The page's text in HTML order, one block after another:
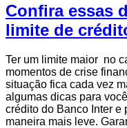
Confira essas
limite de
Ter um limite maior no
momentos de crise
situação fica cada vez
algumas dicas para
crédito do Banco Inter e
maneira mais leve.